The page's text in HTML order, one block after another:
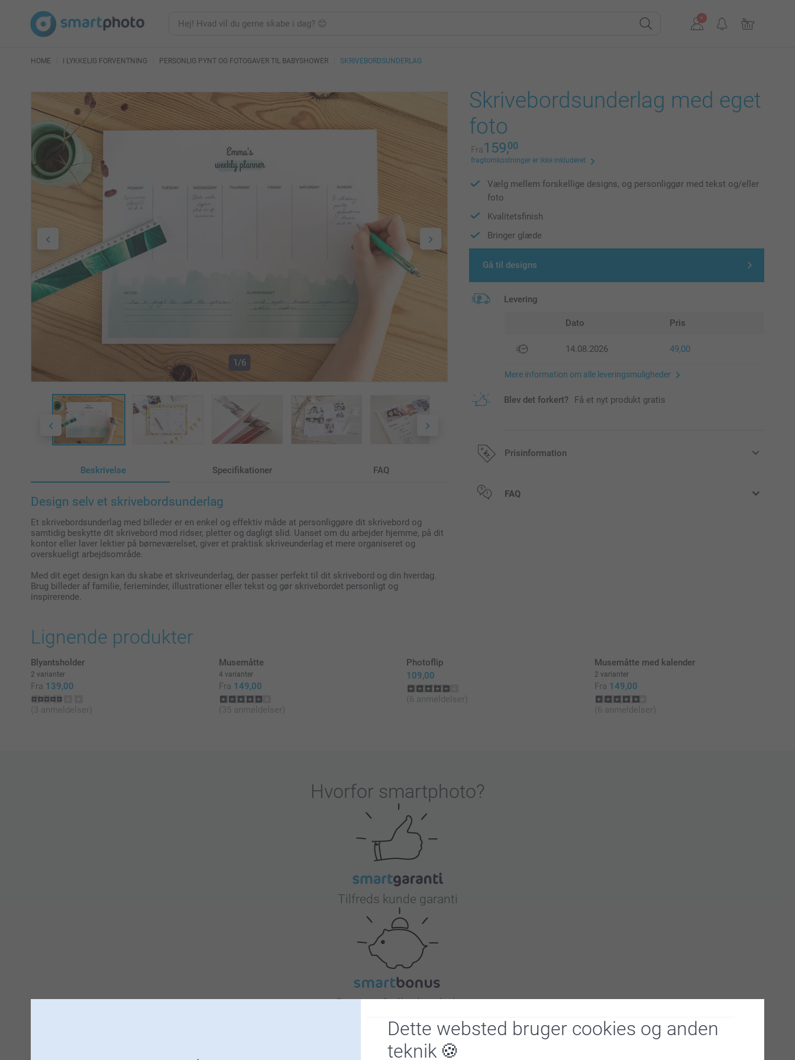
Dette websted bruger cookies og anden
teknik
HOME I LYKKELIG FORVENTNING PERSONLIG PYNT OG FOTOGAVER TIL BABYSHOWER SKRIVEBORDSUNDERLAG
1/6
Beskrivelse Specifikationer FAQ
Design selv et skrivebordsunderlag
Et skrivebordsunderlag med billeder er en enkel og effektiv måde at personliggøre dit skrivebord og
samtidig beskytte dit skrivebord mod ridser, pletter og dagligt slid. Uanset om du arbejder hjemme, på dit
kontor eller laver lektier på børneværelset, giver et praktisk skriveunderlag et mere organiseret og
overskueligt arbejdsområde.
Med dit eget design kan du skabe et skriveunderlag, der passer perfekt til dit skrivebord og din hverdag.
Brug billeder af familie, ferieminder, illustrationer eller tekst og gør skrivebordet personligt og
inspirerende.
Skrivebordsunderlag med eget
foto
Fra159,00
fragtomkostninger er ikke inkluderet
Vælg mellem forskellige designs, og personliggør med tekst og/eller
foto
Kvalitetsfinish
Bringer glæde
Gå til designs
Levering
Dato Pris
14.08.2026 49,00
Mere information om alle leveringsmuligheder
Blev det forkert? Få et nyt produkt gratis
Prisinformation
Alle priser inklusive moms og uden forsendelsesomkostninger
FAQ
Lignende produkter
Blyantsholder
2 varianter
Fra 139,00
(3 anmeldelser)
Musemåtte
4 varianter
Fra 149,00
(35 anmeldelser)
Photoflip
109,00
(6 anmeldelser)
Musemåtte med kalender
2 varianter
Fra 149,00
(6 anmeldelser)
Hvorfor smartphoto?
Tilfreds kunde garanti
Bonus på alle dine køb